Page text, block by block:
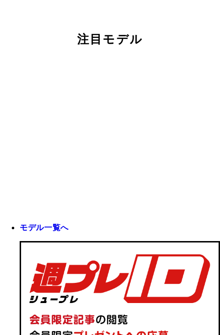
注目モデル
モデル一覧へ